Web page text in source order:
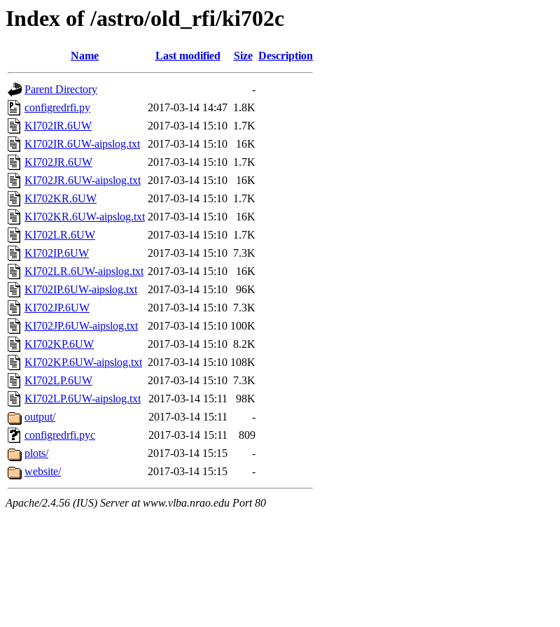
Index of /astro/old_rfi/ki702c
Name Last modified Size Description
Parent Directory
-
configredrfi.py
2017-03-14 14:47 1.8K
KI702IR.6UW
2017-03-14 15:10 1.7K
KI702IR.6UW-aipslog.txt
2017-03-14 15:10
16K
KI702JR.6UW
2017-03-14 15:10 1.7K
KI702JR.6UW-aipslog.txt 2017-03-14 15:10
16K
KI702KR.6UW
2017-03-14 15:10 1.7K
KI702KR.6UW-aipslog.txt 2017-03-14 15:10
16K
KI702LR.6UW
2017-03-14 15:10 1.7K
KI702IP.6UW
2017-03-14 15:10 7.3K
KI702LR.6UW-aipslog.txt 2017-03-14 15:10
16K
KI702IP.6UW-aipslog.txt
2017-03-14 15:10
96K
KI702JP.6UW
2017-03-14 15:10 7.3K
KI702JP.6UW-aipslog.txt
2017-03-14 15:10 100K
KI702KP.6UW
2017-03-14 15:10 8.2K
KI702KP.6UW-aipslog.txt 2017-03-14 15:10 108K
KI702LP.6UW
2017-03-14 15:10 7.3K
KI702LP.6UW-aipslog.txt
2017-03-14 15:11
98K
output/
2017-03-14 15:11
-
configredrfi.pyc
2017-03-14 15:11
809
plots/
2017-03-14 15:15
-
website/
2017-03-14 15:15 -
Apache/2.4.56 (IUS) Server at www.vlba.nrao.edu Port 80